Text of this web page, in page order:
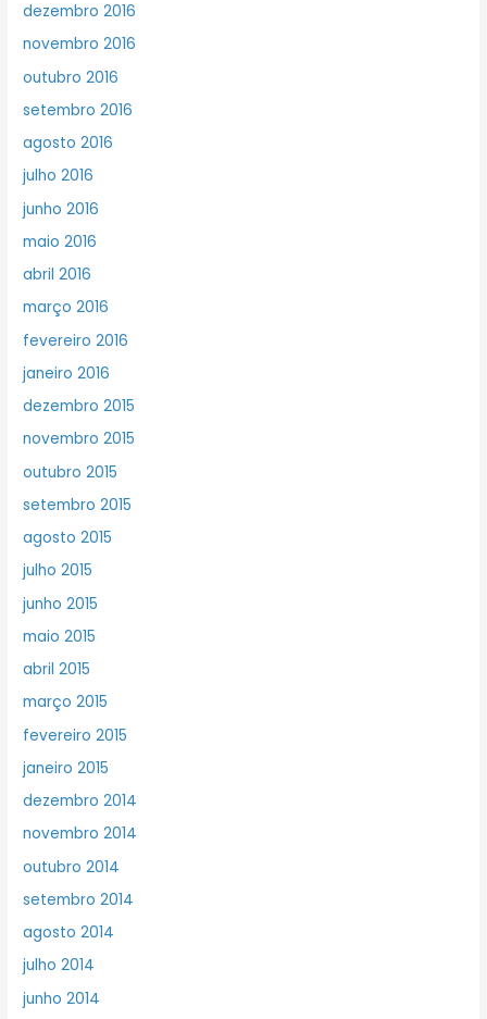
dezembro 2016
novembro 2016
outubro 2016
setembro 2016
agosto 2016
julho 2016
junho 2016
maio 2016
abril 2016
março 2016
fevereiro 2016
janeiro 2016
dezembro 2015
novembro 2015
outubro 2015
setembro 2015
agosto 2015
julho 2015
junho 2015
maio 2015
abril 2015
março 2015
fevereiro 2015
janeiro 2015
dezembro 2014
novembro 2014
outubro 2014
setembro 2014
agosto 2014
julho 2014
junho 2014